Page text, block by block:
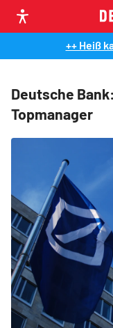
++ Heiß
Deutsche
Topmanager